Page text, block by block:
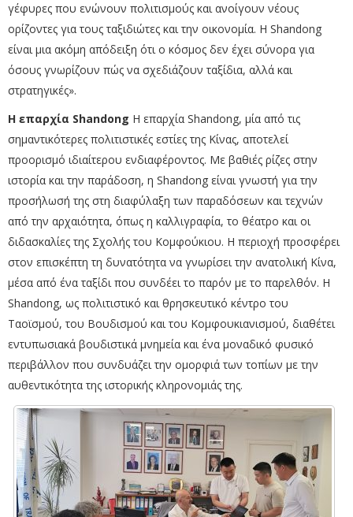
γέφυρες που ενώνουν πολιτισμούς και ανοίγουν νέους
ορίζοντες για τους ταξιδιώτες και την οικονομία. Η Shandong
είναι μια ακόμη απόδειξη ότι ο κόσμος δεν έχει σύνορα για
όσους γνωρίζουν πώς να σχεδιάζουν ταξίδια, αλλά και
στρατηγικές».
Η επαρχία Shandong Η επαρχία Shandong, μία από τις
σημαντικότερες πολιτιστικές εστίες της Κίνας, αποτελεί
προορισμό ιδιαίτερου ενδιαφέροντος. Με βαθιές ρίζες στην
ιστορία και την παράδοση, η Shandong είναι γνωστή για την
προσήλωσή της στη διαφύλαξη των παραδόσεων και τεχνών
από την αρχαιότητα, όπως η καλλιγραφία, το θέατρο και οι
διδασκαλίες της Σχολής του Κομφούκιου. Η περιοχή προσφέρει
στον επισκέπτη τη δυνατότητα να γνωρίσει την ανατολική Κίνα,
μέσα από ένα ταξίδι που συνδέει το παρόν με το παρελθόν. Η
Shandong, ως πολιτιστικό και θρησκευτικό κέντρο του
Ταοϊσμού, του Βουδισμού και του Κομφουκιανισμού, διαθέτει
εντυπωσιακά βουδιστικά μνημεία και ένα μοναδικό φυσικό
περιβάλλον που συνδυάζει την ομορφιά των τοπίων με την
αυθεντικότητα της ιστορικής κληρονομιάς της.